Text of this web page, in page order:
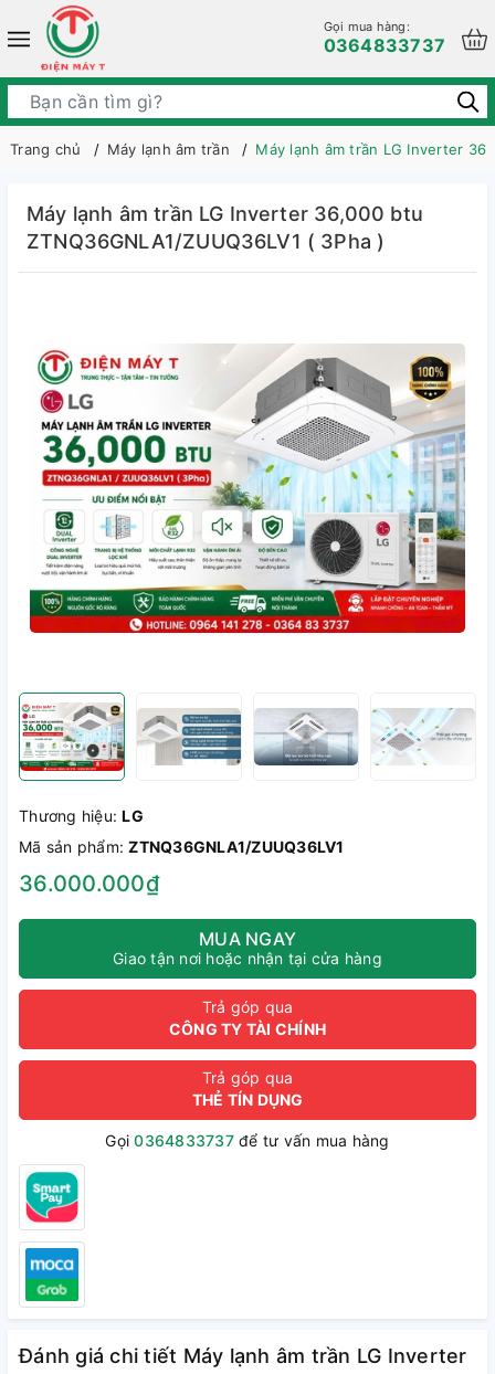
Gọi mua hàng:
0364833737
Trang chủ Máy lạnh âm trần Máy lạnh âm trần LG Inverter
Máy lạnh âm trần LG Inverter 36,000 btu
ZTNQ36GNLA1/ZUUQ36LV1 ( 3Pha )
Thương hiệu:LG
Mã sản phẩm:ZTNQ36GNLA1/ZUUQ36LV1
36.000.000₫
MUA NGAY
Giao tận nơi hoặc nhận tại cửa hàng
Trả góp qua
CÔNG TY TÀI CHÍNH
Trả góp qua
THẺ TÍN DỤNG
Gọi0364833737để tư vấn mua hàng
Đánh giá chi tiết Máy lạnh âm trần LG Inverter